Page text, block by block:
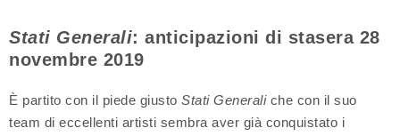
Stati Generali: anticipazioni di stasera 28
novembre 2019
È partito con il piede giusto Stati Generali che con il suo
team di eccellenti artisti sembra aver già conquistato i